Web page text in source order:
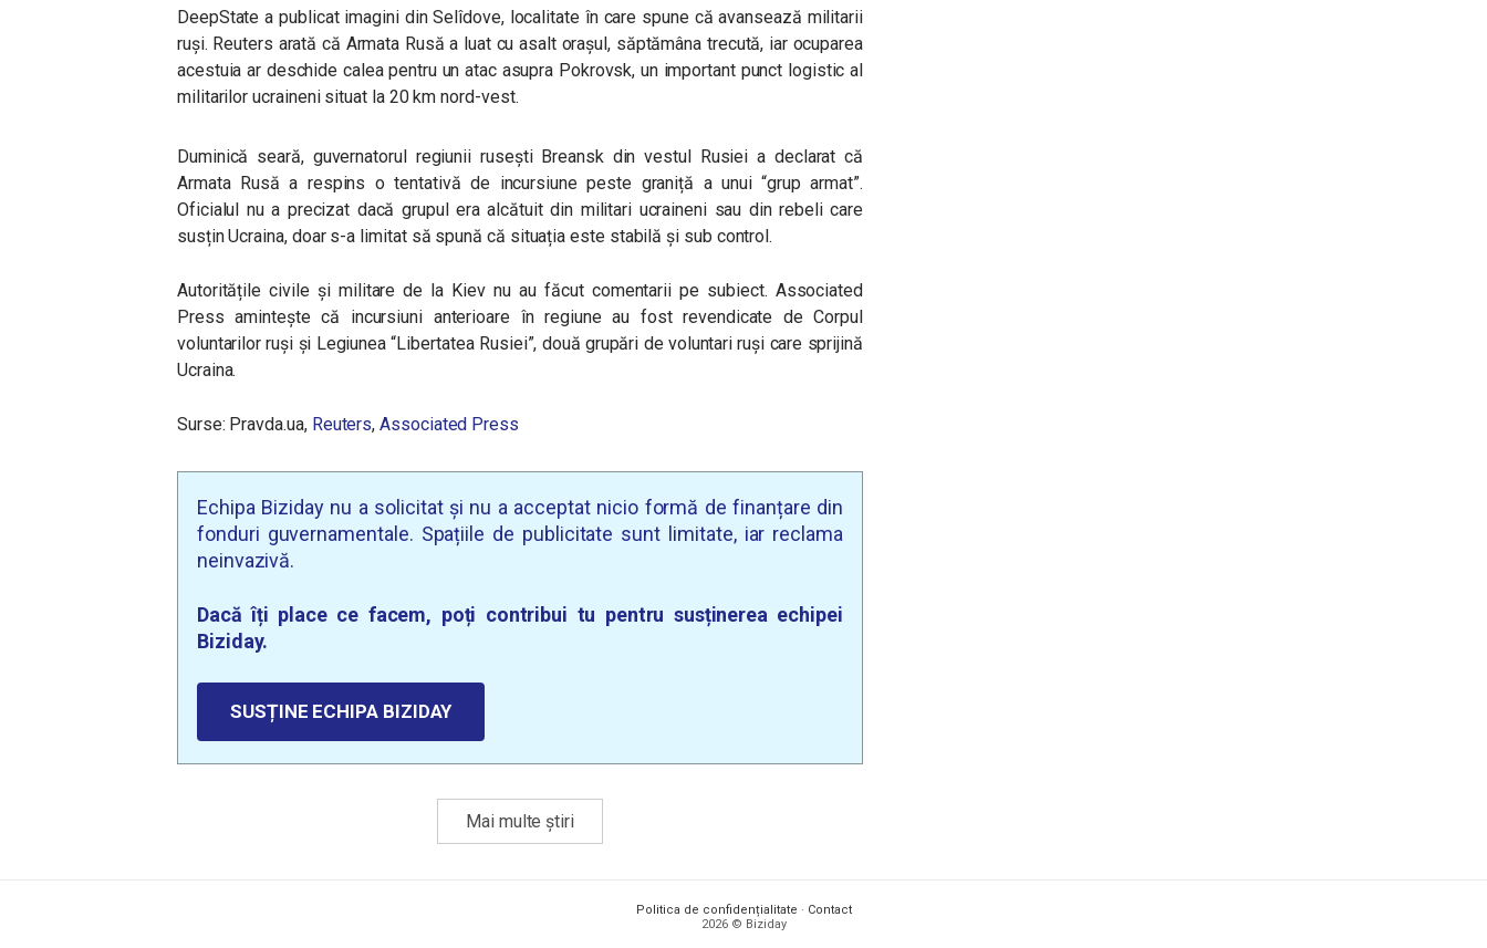
DeepState a publicat imagini din Selîdove, localitate în care spune că avansează militarii
ruși. Reuters arată că Armata Rusă a luat cu asalt orașul, săptămâna trecută, iar ocuparea
acestuia ar deschide calea pentru un atac asupra Pokrovsk, un important punct logistic al
militarilor ucraineni situat la 20 km nord-vest.
Duminică seară, guvernatorul regiunii rusești Breansk din vestul Rusiei a declarat că
Armata Rusă a respins o tentativă de incursiune peste graniță a unui “grup armat”.
Oficialul nu a precizat dacă grupul era alcătuit din militari ucraineni sau din rebeli care
susțin Ucraina, doar s-a limitat să spună că situația este stabilă și sub control.
Autoritățile civile și militare de la Kiev nu au făcut comentarii pe subiect. Associated
Press amintește că incursiuni anterioare în regiune au fost revendicate de Corpul
voluntarilor ruși și Legiunea “Libertatea Rusiei”, două grupări de voluntari ruși care sprijină
Ucraina.
Surse: Pravda.ua, Reuters,Associated Press
Echipa Biziday nu a solicitat și nu a acceptat nicio formă de finanțare din
fonduri guvernamentale. Spațiile de publicitate sunt limitate, iar reclama
neinvazivă.
Dacă îți place ce facem, poți contribui tu pentru susținerea echipei
Biziday.
SUSȚINE ECHIPA BIZIDAY
Mai multe știri
Politica de confidențialitate · Contact
2026 © Biziday